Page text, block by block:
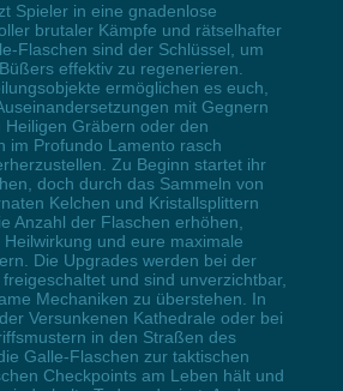
Spieler in eine gnadenlose
brutaler Kämpfe und rätselhafter
Flaschen sind der Schlüssel, um
effektiv zu regenerieren.
ermöglichen es euch,
mit Gegnern
Gräbern oder den
im Profundo Lamento rasch
Zu Beginn startet ihr
doch durch das Sammeln von
Kelchen und Kristallsplittern
Anzahl der Flaschen erhöhen,
und eure maximale
Die Upgrades werden bei der
und sind unverzichtbar,
Mechaniken zu überstehen. In
Versunkenen Kathedrale oder bei
in den Straßen des
Galle-Flaschen zur taktischen
Checkpoints am Leben hält und